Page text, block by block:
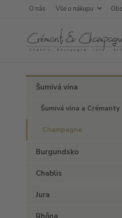
O nás Vše o nákupu
Šumivá vína
Šumivá vína a Crémanty
Champagne
Burgundsko
Chablis
Jura
Rhôna